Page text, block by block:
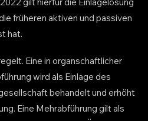
früheren aktiven und passiven
hat.
Eine in organschaftlicher
wird als Einlage des
behandelt und erhöht
Eine Mehrabführung gilt als